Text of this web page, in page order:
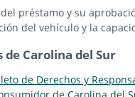
préstamo y su
del vehículo y la
de Carolina del Sur
de Derechos y
de Carolina del